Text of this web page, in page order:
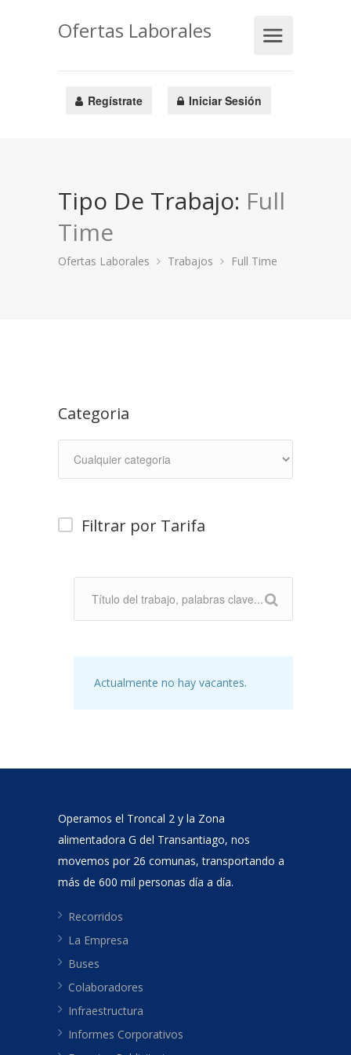
Ofertas Laborales
Regístrate Iniciar Sesión
Tipo De Trabajo: Full
Time
Ofertas Laborales Trabajos Full Time
Categoria
Filtrar por Tarifa
Actualmente no hay vacantes.
Operamos el Troncal 2 y la Zona
alimentadora G del Transantiago, nos
movemos por 26 comunas, transportando a
más de 600 mil personas día a día.
Recorridos
La Empresa
Buses
Colaboradores
Infraestructura
Informes Corporativos